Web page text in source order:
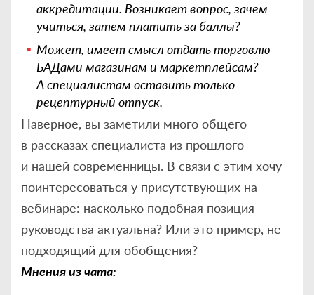
аккредитации. Возникает вопрос, зачем
учиться, затем платить за баллы?
Может, имеет смысл отдать торговлю
БАДами магазинам и маркетплейсам?
А специалистам оставить только
рецептурный отпуск.
Наверное, вы заметили много общего
в рассказах специалиста из прошлого
и нашей современницы. В связи с этим хочу
поинтересоваться у присутствующих на
вебинаре: насколько подобная позиция
руководства актуальна? Или это пример, не
подходящий для обобщения?
Мнения из чата: